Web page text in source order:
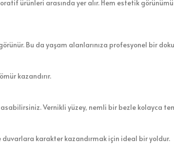
ürünleri arasında yer alır. Hem estetik
Bu da yaşam alanlarınıza profesyonel bir
kazandırır.
Vernikli yüzey, nemli bir bezle kolayca
karakter kazandırmak için ideal bir yoldur.